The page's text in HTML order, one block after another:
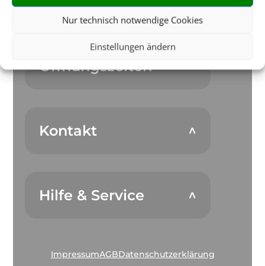
Nur technisch notwendige Cookies
Einstellungen ändern
Öffnungszeiten
Kontakt
Hilfe & Service
ImpressumAGBDatenschutzerklärung